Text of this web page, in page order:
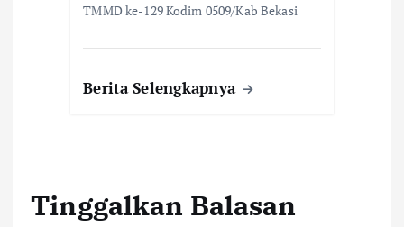
TMMD ke-129 Kodim 0509/Kab Bekasi
Berita Selengkapnya
Tinggalkan Balasan